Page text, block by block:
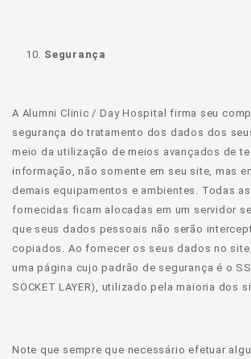
Segurança
A Alumni Clinic / Day Hospital firma seu
segurança do tratamento dos dados dos
meio da utilização de meios avançados de
informação, não somente em seu site, mas
demais equipamentos e ambientes. Todas
fornecidas ficam alocadas em um servidor
que seus dados pessoais não serão
copiados. Ao fornecer os seus dados no
uma página cujo padrão de segurança é o
SOCKET LAYER), utilizado pela maioria dos
Note que sempre que necessário efetuar